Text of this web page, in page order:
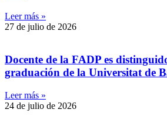
Leer más »
27 de julio de 2026
Docente de la FADP es
graduación de la Universitat de
Leer más »
24 de julio de 2026